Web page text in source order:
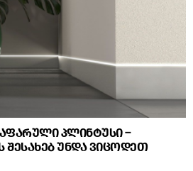
პლინტუსი –
შესახებ უნდა ვიცოდეთ